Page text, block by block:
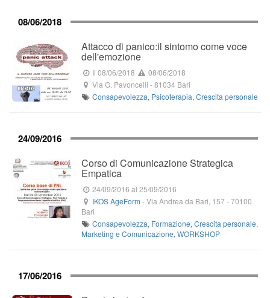
08/06/2018
Attacco di panico:il sintomo come voce
dell'emozione
Il 08/06/2018
08/06/2018
Via G. Pavoncelli -81034 Bari
Consapevolezza, Psicoterapia,Crescita personale
24/09/2016
Corso di Comunicazione Strategica
Empatica
24/09/2016 al 25/09/2016
IKOS AgeForm -Via Andrea da Bari, 157-70100
Bari
Consapevolezza, Formazione,Crescita personale,
Marketing e Comunicazione, WORKSHOP
17/06/2016